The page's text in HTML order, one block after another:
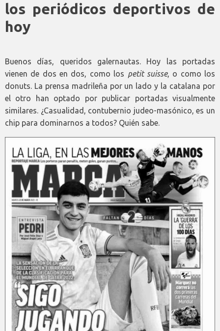
los periódicos deportivos de
hoy
Buenos días, queridos galernautas. Hoy las portadas
vienen de dos en dos, como los petit suisse, o como los
donuts. La prensa madrileña por un lado y la catalana por
el otro han optado por publicar portadas visualmente
similares. ¿Casualidad, contubernio judeo-masónico, es un
chip para dominarnos a todos? Quién sabe.